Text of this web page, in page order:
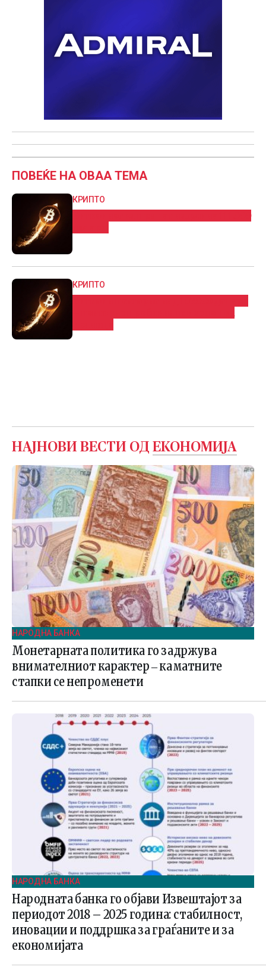
ПОВЕЌЕ НА ОВАА ТЕМА
КРИПТО
Биткоинот за прв пат надмина 111.000
КРИПТО
НАЈНОВИ ВЕСТИ ОД ЕКОНОМИЈА
НАРОДНА БАНКА
Монетарната политика го задржува
внимателниот карактер ‒ каматните
стапки се непроменети
НАРОДНА БАНКА
Народната банка го објави Извештајот за
периодот 2018 – 2025 година: стабилност,
иновации и поддршка за граѓаните и за
економијата